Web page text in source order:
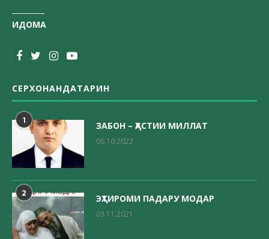
ИДОМА
СЕРХОНАНДАТАРИН
1 ЗАБОН – ҲАСТИИ МИЛЛАТ
06.10.2022
2 ЭҲТИРОМИ ПАДАРУ МОДАР
03.11.2021